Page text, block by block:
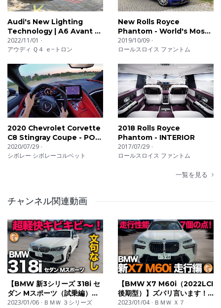
Audi's New Lighting
Technology | A6 Avant e-
Tron
2022/11/01
アウディ Ｑ４ ｅ−トロン
New Rolls Royce
Phantom - World's Most
Luxurious Car!
2019/10/09
ロールスロイス ファントム
2020 Chevrolet Corvette
C8 Stingray Coupe - POV
First Impressions
2020/07/29
シボレー シボレーコルベット
2018 Rolls Royce
Phantom - INTERIOR
2017/07/29
ロールスロイス ファントム
一覧を見る
チャンネル関連動画
【BMW 新3シリーズ 318i セ
ダン Mスポーツ（試乗編）】
ベースグレードでこの走行フ
2023/01/06 ＢＭＷ ３シリーズ
【BMW X7 M60i（2022LCI
後期型）】ズバリ言います！
走行で見えた7個のポイントを
2023/01/04 ＢＭＷ Ｘ７